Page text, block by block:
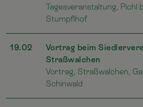
Tagesveranstaltung, Pichl
Stumpflhof
19.02
Vortrag beim
Straßwalchen
Vortrag, Straßwalchen,
Schinwald